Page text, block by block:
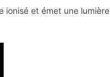
ionisé et émet une lumière